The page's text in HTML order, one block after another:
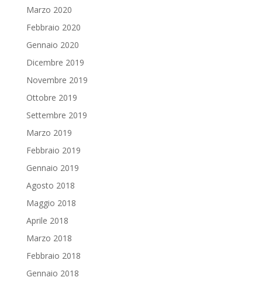
Marzo 2020
Febbraio 2020
Gennaio 2020
Dicembre 2019
Novembre 2019
Ottobre 2019
Settembre 2019
Marzo 2019
Febbraio 2019
Gennaio 2019
Agosto 2018
Maggio 2018
Aprile 2018
Marzo 2018
Febbraio 2018
Gennaio 2018